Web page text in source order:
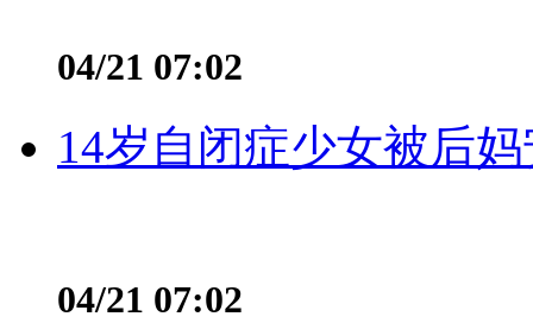
04/21 07:02
14岁自闭症少女被后
04/21 07:02